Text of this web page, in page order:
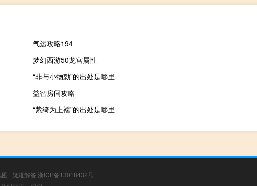
气运攻略194
梦幻西游50龙宫属性
“非与小物勍”的出处是哪里
益智房间攻略
“紫绮为上襦”的出处是哪里
| 疑难解答 浙ICP备13018432号